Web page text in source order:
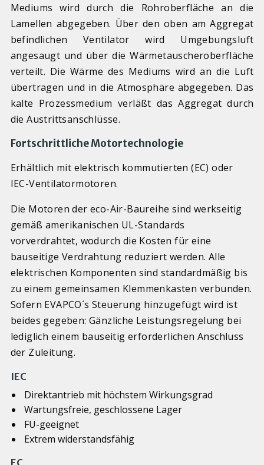
Mediums wird durch die Rohroberfläche an die
Lamellen abgegeben. Über den oben am Aggregat
befindlichen Ventilator wird Umgebungsluft
angesaugt und über die Wärmetauscheroberfläche
verteilt. Die Wärme des Mediums wird an die Luft
übertragen und in die Atmosphäre abgegeben. Das
kalte Prozessmedium verläßt das Aggregat durch
die Austrittsanschlüsse.
Fortschrittliche Motortechnologie
Erhältlich mit elektrisch kommutierten (EC) oder
IEC-Ventilatormotoren.
Die Motoren der eco-Air-Baureihe sind werkseitig
gemäß amerikanischen UL-Standards
vorverdrahtet, wodurch die Kosten für eine
bauseitige Verdrahtung reduziert werden. Alle
elektrischen Komponenten sind standardmäßig bis
zu einem gemeinsamen Klemmenkasten verbunden.
Sofern EVAPCO´s Steuerung hinzugefügt wird ist
beides gegeben: Gänzliche Leistungsregelung bei
lediglich einem bauseitig erforderlichen Anschluss
der Zuleitung.
IEC
Direktantrieb mit höchstem Wirkungsgrad
Wartungsfreie, geschlossene Lager
FU-geeignet
Extrem widerstandsfähig
EC